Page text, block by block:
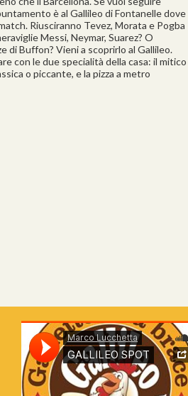
è al Gallileo di Fontanelle dove
Riusciranno Tevez, Morata e Pogba
Messi, Neymar, Suarez? O
di Buffon? Vieni a scoprirlo al Gallileo.
con le due specialità della casa: il mitico
o piccante, e la pizza a metro